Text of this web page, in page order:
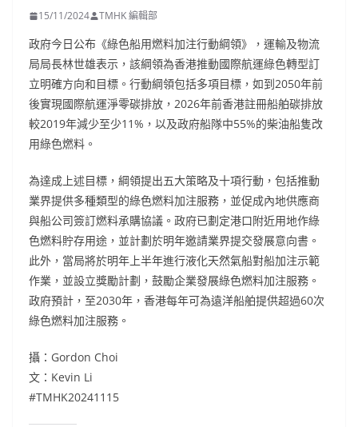
15/11/2024 TMHK 編輯部
政府今日公布《綠色船用燃料加注行動綱領》，運輸及物流
局局長林世雄表示，該綱領為香港推動國際航運綠色轉型訂
立明確方向和目標。行動綱領包括多項目標，如到2050年前
後實現國際航運淨零碳排放，2026年前香港註冊船舶碳排放
較2019年減少至少11%，以及政府船隊中55%的柴油船隻改
用綠色燃料。
為達成上述目標，綱領提出五大策略及十項行動，包括推動
業界提供多種類型的綠色燃料加注服務，並促成內地供應商
與船公司簽訂燃料承購協議。政府已劃定港口附近用地作綠
色燃料貯存用途，並計劃於明年邀請業界提交發展意向書。
此外，當局將於明年上半年進行液化天然氣船對船加注示範
作業，並設立獎勵計劃，鼓勵企業發展綠色燃料加注服務。
政府預計，至2030年，香港每年可為遠洋船舶提供超過60次
綠色燃料加注服務。
攝：Gordon Choi
文：Kevin Li
#TMHK20241115